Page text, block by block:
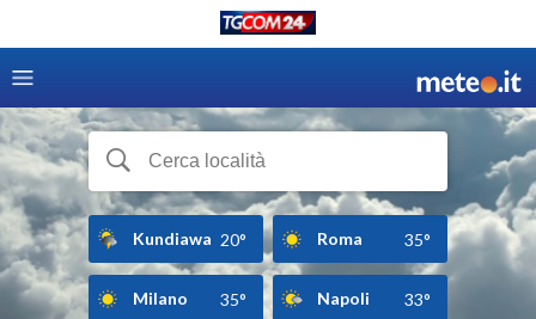
Kundiawa 20° Roma 35°
Milano 35° Napoli 33°